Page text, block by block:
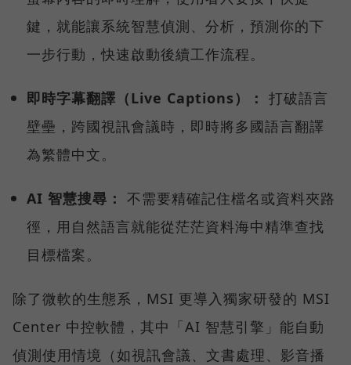
鍵，就能讓系統智慧偵測、分析，預測你的下
一步行動，快速啟動後續工作流程。
即時字幕翻譯（Live Captions）： 打破語言
壁壘，跨國視訊會議時，即時將多國語言翻譯
為繁體中文。
AI 智慧搜尋： 不需要精確記住檔名或資料夾路
徑，用自然語言就能從茫茫資料海中精準查找
目標檔案。
除了微軟的生態系，MSI 更導入獨家研發的 MSI
Center 中控軟體，其中「AI 智慧引擎」能自動
偵測使用情境（如視訊會議、文書處理、影音播